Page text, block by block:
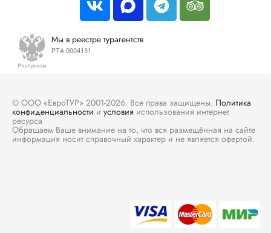
Мы в реестре турагентств
РТА 0004131
© ООО «ЕвроТУР» 2001-2026. Все права защищены. Политика
конфиденциальности и условия использования интернет
ресурса
Обращаем Ваше внимание на то, что вся размещённая на сайте
информация носит справочный характер и не является офертой.